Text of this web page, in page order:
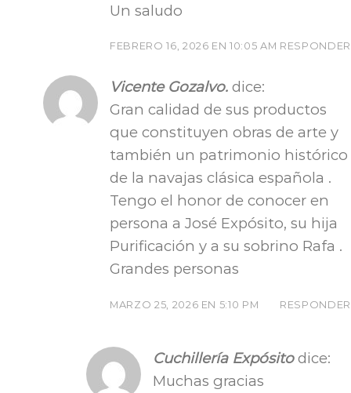
Un saludo
FEBRERO 16, 2026 EN 10:05 AM RESPONDER
Vicente Gozalvo. dice:
Gran calidad de sus productos
que constituyen obras de arte y
también un patrimonio histórico
de la navajas clásica española .
Tengo el honor de conocer en
persona a José Expósito, su hija
Purificación y a su sobrino Rafa .
Grandes personas
MARZO 25, 2026 EN 5:10 PM RESPONDER
Cuchillería Expósito dice:
Muchas gracias